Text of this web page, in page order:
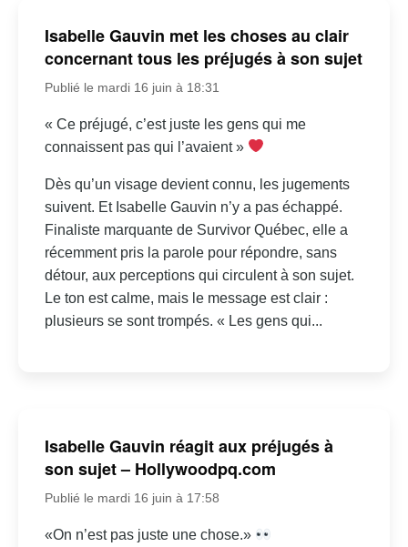
Isabelle Gauvin met les choses au clair
concernant tous les préjugés à son sujet
Publié le mardi 16 juin à 18:31
« Ce préjugé, c’est juste les gens qui me
connaissent pas qui l’avaient »
Dès qu’un visage devient connu, les jugements
suivent. Et Isabelle Gauvin n’y a pas échappé.
Finaliste marquante de Survivor Québec, elle a
récemment pris la parole pour répondre, sans
détour, aux perceptions qui circulent à son sujet.
Le ton est calme, mais le message est clair :
plusieurs se sont trompés. « Les gens qui...
Isabelle Gauvin réagit aux préjugés à
son sujet – Hollywoodpq.com
Publié le mardi 16 juin à 17:58
«On n’est pas juste une chose.»